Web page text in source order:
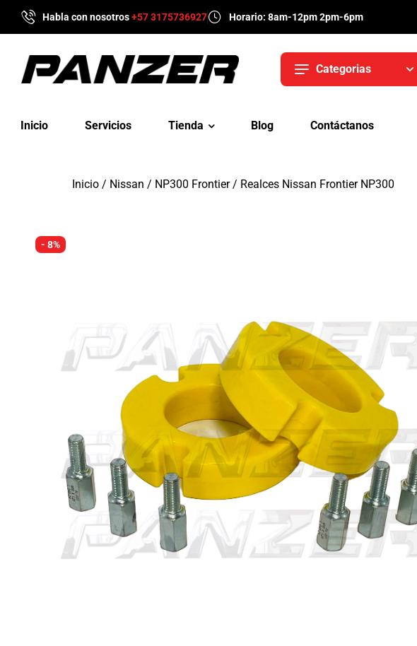
Habla con nosotros+57 3175736927 Horario: 8am-12pm 2pm-6pm
Categorias
Inicio Servicios Tienda Blog Contáctanos
Inicio / Nissan / NP300 Frontier/ Realces Nissan Frontier NP300
- 8%